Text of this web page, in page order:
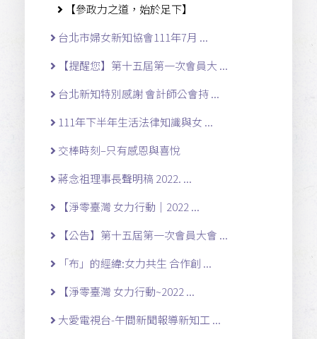
【參政力之道，始於足下】
台北市婦女新知協會111年7月 ...
【提醒您】第十五屆第一次會員大 ...
台北新知特別感謝 會計師公會持 ...
111年下半年生活法律知識與女 ...
交棒時刻–只有感恩與喜悅
蔣念祖理事長聲明稿 2022. ...
【淨零臺灣 女力行動｜2022 ...
【公告】第十五屆第一次會員大會 ...
「布」的經緯:女力共生 合作創 ...
【淨零臺灣 女力行動~2022 ...
大愛電視台-午間新聞報導新知工 ...